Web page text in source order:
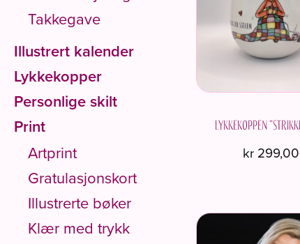
Takkegave
Illustrert kalender
Lykkekopper
Personlige skilt
Print
Artprint
Gratulasjonskort
Illustrerte bøker
Klær med trykk
Lykkekoppen
kr299,00